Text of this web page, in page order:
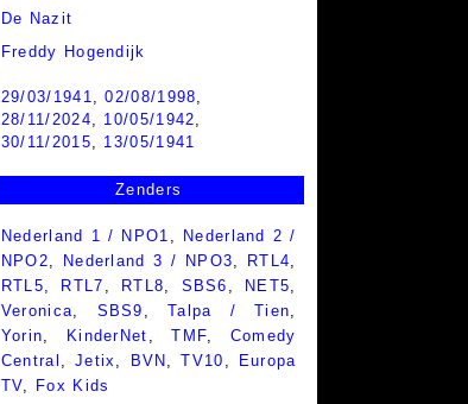
De Nazit
Freddy Hogendijk
29/03/1941,02/08/1998,
28/11/2024, 10/05/1942,
30/11/2015, 13/05/1941
Zenders
Nederland 1 / NPO1
Nederland 2 /
NPO2
Nederland 3 / NPO3 RTL4
RTL5
RTL7 RTL8 SBS6 NET5
Veronica
SBS9 ,Talpa / Tien
Yorin
KinderNet ,TMF
Comedy
Central
Jetix BVN ,TV10
Europa
TV
Fox Kids